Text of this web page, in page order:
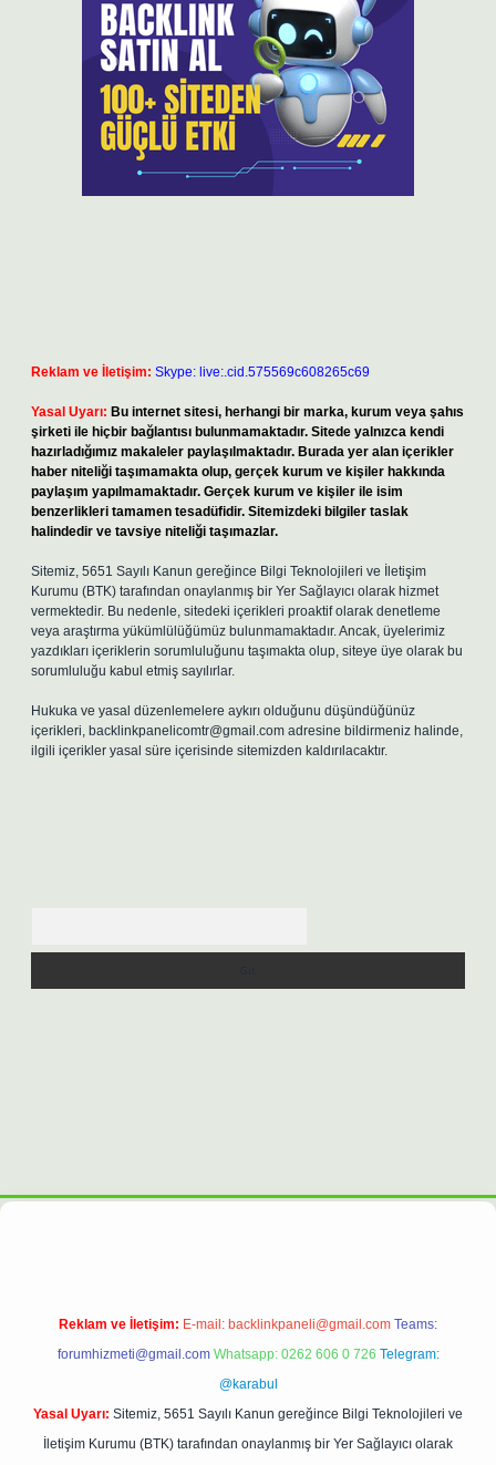
Reklam ve İletişim: Skype: live:.cid.575569c608265c69
Yasal Uyarı: Bu internet sitesi, herhangi bir marka, kurum veya şahıs
şirketi ile hiçbir bağlantısı bulunmamaktadır. Sitede yalnızca kendi
hazırladığımız makaleler paylaşılmaktadır. Burada yer alan içerikler
haber niteliği taşımamakta olup, gerçek kurum ve kişiler hakkında
paylaşım yapılmamaktadır. Gerçek kurum ve kişiler ile isim
benzerlikleri tamamen tesadüfidir. Sitemizdeki bilgiler taslak
halindedir ve tavsiye niteliği taşımazlar.
Sitemiz, 5651 Sayılı Kanun gereğince Bilgi Teknolojileri ve İletişim
Kurumu (BTK) tarafından onaylanmış bir Yer Sağlayıcı olarak hizmet
vermektedir. Bu nedenle, sitedeki içerikleri proaktif olarak denetleme
veya araştırma yükümlülüğümüz bulunmamaktadır. Ancak, üyelerimiz
yazdıkları içeriklerin sorumluluğunu taşımakta olup, siteye üye olarak bu
sorumluluğu kabul etmiş sayılırlar.
Hukuka ve yasal düzenlemelere aykırı olduğunu düşündüğünüz
içerikleri, backlinkpanelicomtr@gmail.com adresine bildirmeniz halinde,
ilgili içerikler yasal süre içerisinde sitemizden kaldırılacaktır.
betexpergir.net
Reklam ve İletişim: E-mail: backlinkpaneli@gmail.com Teams:
forumhizmeti@gmail.com Whatsapp: 0262 606 0 726 Telegram:
@karabul
Yasal Uyarı: Sitemiz, 5651 Sayılı Kanun gereğince Bilgi Teknolojileri ve
İletişim Kurumu (BTK) tarafından onaylanmış bir Yer Sağlayıcı olarak